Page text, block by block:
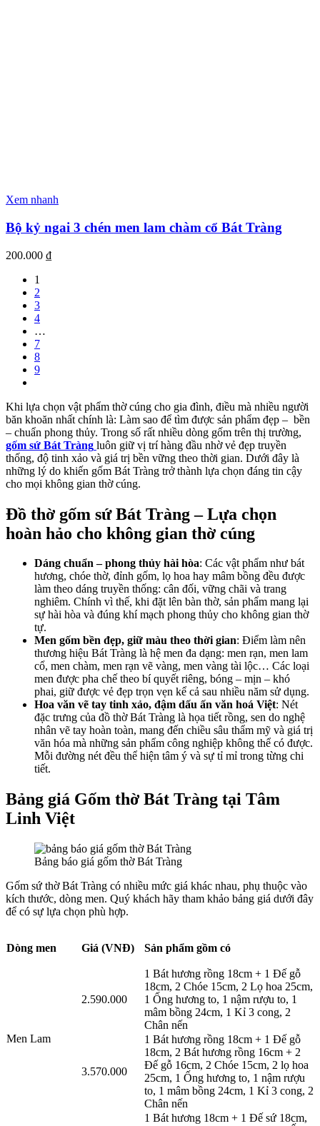
Xem nhanh
Bộ kỷ ngai 3 chén men lam chàm cổ Bát Tràng
200.000 ₫
1
2
3
4
…
7
8
9
Khi lựa chọn vật phẩm thờ cúng cho gia đình, điều mà nhiều người
băn khoăn nhất chính là: Làm sao để tìm được sản phẩm đẹp – bền
– chuẩn phong thủy. Trong số rất nhiều dòng gốm trên thị trường,
gốm sứ Bát Tràng luôn giữ vị trí hàng đầu nhờ vẻ đẹp truyền
thống, độ tinh xảo và giá trị bền vững theo thời gian. Dưới đây là
những lý do khiến gốm Bát Tràng trở thành lựa chọn đáng tin cậy
cho mọi không gian thờ cúng.
Đồ thờ gốm sứ Bát Tràng – Lựa chọn
hoàn hảo cho không gian thờ cúng
Dáng chuẩn – phong thủy hài hòa: Các vật phẩm như bát
hương, chóe thờ, đỉnh gốm, lọ hoa hay mâm bồng đều được
làm theo dáng truyền thống: cân đối, vững chãi và trang
nghiêm. Chính vì thế, khi đặt lên bàn thờ, sản phẩm mang lại
sự hài hòa và đúng khí mạch phong thủy cho không gian thờ
tự.
Men gốm bền đẹp, giữ màu theo thời gian: Điểm làm nên
thương hiệu Bát Tràng là hệ men đa dạng: men rạn, men lam
cổ, men chàm, men rạn vẽ vàng, men vàng tài lộc… Các loại
men được pha chế theo bí quyết riêng, bóng – mịn – khó
phai, giữ được vẻ đẹp trọn vẹn kể cả sau nhiều năm sử dụng.
Hoa văn vẽ tay tinh xảo, đậm dấu ấn văn hoá Việt: Nét
đặc trưng của đồ thờ Bát Tràng là họa tiết rồng, sen do nghệ
nhân vẽ tay hoàn toàn, mang đến chiều sâu thẩm mỹ và giá trị
văn hóa mà những sản phẩm công nghiệp không thể có được.
Mỗi đường nét đều thể hiện tâm ý và sự tỉ mỉ trong từng chi
tiết.
Bảng giá Gốm thờ Bát Tràng tại Tâm
Linh Việt
Bảng báo giá gốm thờ Bát Tràng
Gốm sứ thờ Bát Tràng có nhiều mức giá khác nhau, phụ thuộc vào
kích thước, dòng men. Quý khách hãy tham khảo bảng giá dưới đây
để có sự lựa chọn phù hợp.
Dòng men Giá (VNĐ) Sản phẩm gồm có
Men Lam
2.590.000
1 Bát hương rồng 18cm + 1 Đế gỗ
18cm, 2 Chóe 15cm, 2 Lọ hoa 25cm,
1 Ống hương to, 1 nậm rượu to, 1
mâm bồng 24cm, 1 Kỉ 3 cong, 2
Chân nến
3.570.000
1 Bát hương rồng 18cm + 1 Đế gỗ
18cm, 2 Bát hương rồng 16cm + 2
Đế gỗ 16cm, 2 Chóe 15cm, 2 lọ hoa
25cm, 1 Ống hương to, 1 nậm rượu
to, 1 mâm bồng 24cm, 1 Kỉ 3 cong, 2
Chân nến
1 Bát hương 18cm + 1 Đế sứ 18cm,